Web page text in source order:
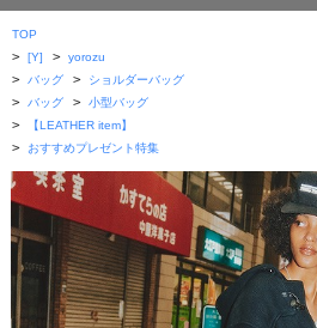
TOP
> [Y] > yorozu
> バッグ > ショルダーバッグ
> バッグ > 小型バッグ
> 【LEATHER item】
> おすすめプレゼント特集